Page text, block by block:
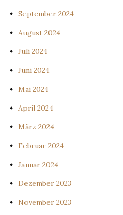
September 2024
August 2024
Juli 2024
Juni 2024
Mai 2024
April 2024
März 2024
Februar 2024
Januar 2024
Dezember 2023
November 2023